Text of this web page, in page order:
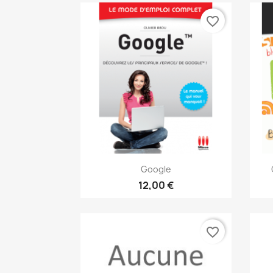
Aperçu rapide
Google
12,00 €
favorite_border
favorite_border